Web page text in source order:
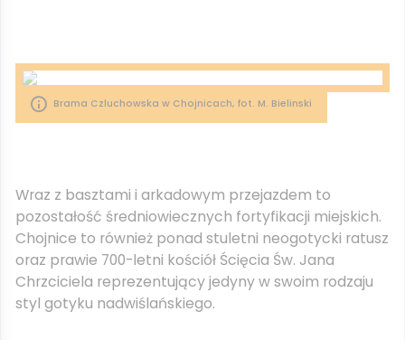
Brama Czluchowska w Chojnicach, fot. M. Bielinski
Wraz z basztami i arkadowym przejazdem to
pozostałość średniowiecznych fortyfikacji miejskich.
Chojnice to również ponad stuletni neogotycki ratusz
oraz prawie 700-letni kościół Ścięcia Św. Jana
Chrzciciela reprezentujący jedyny w swoim rodzaju
styl gotyku nadwiślańskiego.